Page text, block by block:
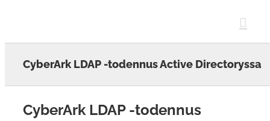
CyberArk LDAP -todennus Active Directoryssa
CyberArk LDAP -todennus